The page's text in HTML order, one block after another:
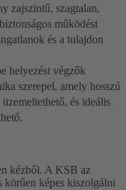
zajszintű, szagtalan,
működést
és a tulajdon
helyezést végzők
szerepel, amely hosszú
és ideális
kézből. A KSB az
körűen képes kiszolgálni